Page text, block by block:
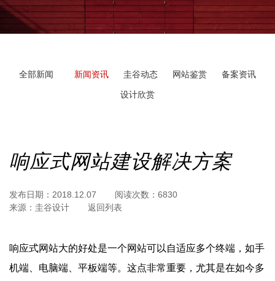
全部新闻 新闻资讯 圭谷动态 网站鉴赏 备案资讯
设计欣赏
响应式网站建设解决方案
发布日期： 2018.12.07 阅读次数： 6830
来源： 圭谷设计 返回列表
响应式网站大的好处是一个网站可以自适应多个终端，如手
机端、电脑端、平板端等。这点非常重要，尤其是在如今多